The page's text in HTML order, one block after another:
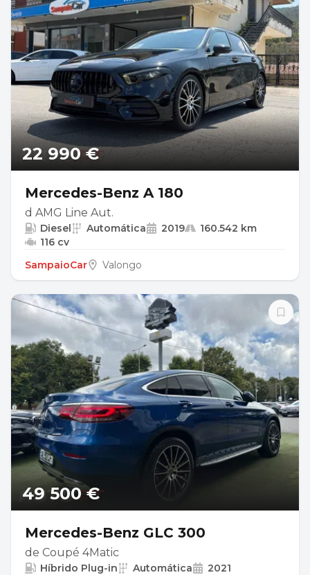
22 990 €
Mercedes-Benz A 180
d AMG Line Aut.
Diesel Automática 2019
160.542 km
116 cv
SampaioCar
Valongo
49 500 €
Mercedes-Benz GLC 300
de Coupé 4Matic
Híbrido Plug-in Automática
2021